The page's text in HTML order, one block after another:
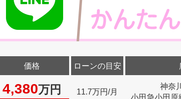
価格
4,380万円
ローンの目安
11.7万円/月
神奈
小田急小田原